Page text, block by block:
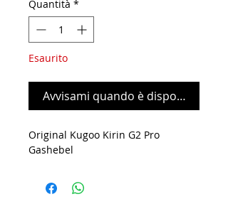
Quantità *
Esaurito
Avvisami quando è disponibile
Original Kugoo Kirin G2 Pro
Gashebel